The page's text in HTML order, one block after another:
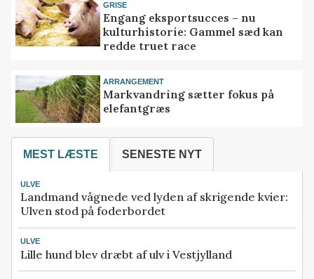
GRISE
Engang eksportsucces – nu
kulturhistorie: Gammel sæd kan
redde truet race
ARRANGEMENT
Markvandring sætter fokus på
elefantgræs
MEST LÆSTE SENESTE NYT
ULVE
Landmand vågnede ved lyden af skrigende kvier:
Ulven stod på foderbordet
ULVE
Lille hund blev dræbt af ulv i Vestjylland